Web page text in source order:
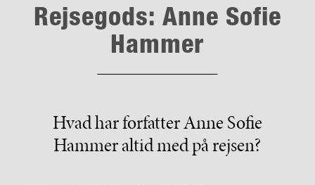
Rejsegods: Anne Sofie
Hammer
Hvad har forfatter Anne Sofie
Hammer altid med på rejsen?